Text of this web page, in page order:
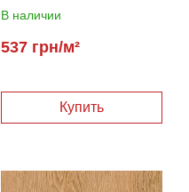
В наличии
537 грн/м²